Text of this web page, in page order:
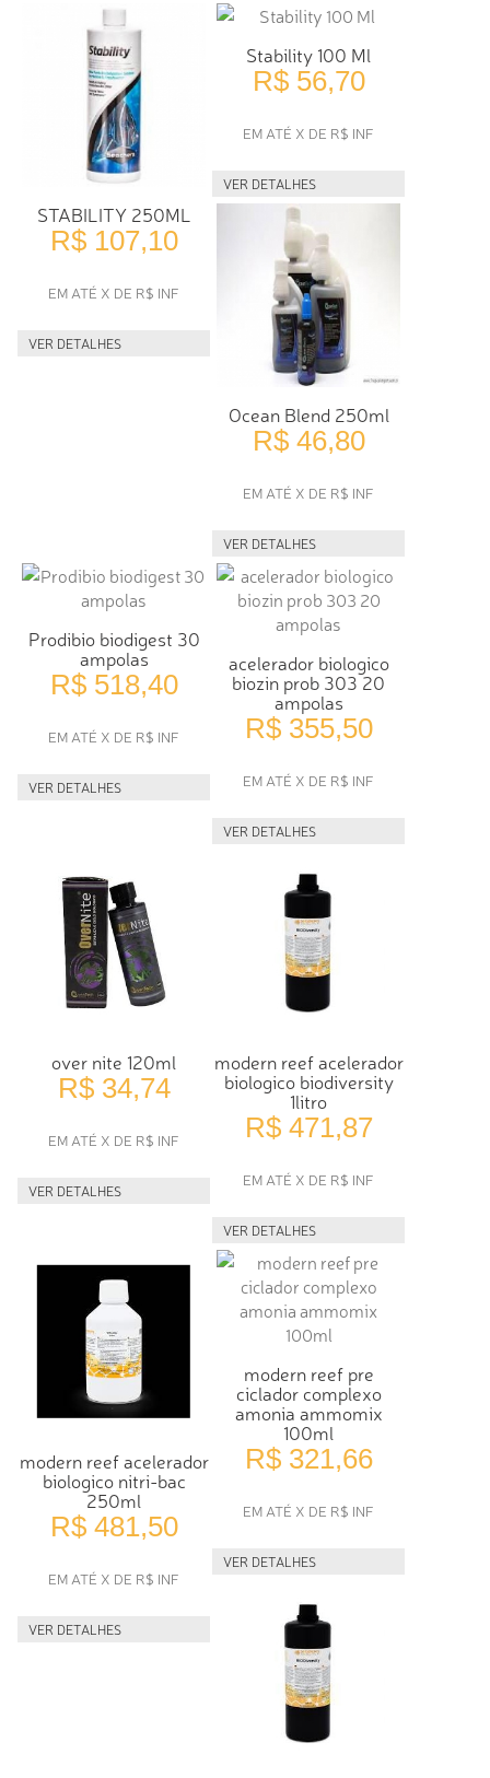
STABILITY 250ML
R$ 107,10
EM ATÉ X DE R$ INF
VER DETALHES
Stability 100 Ml
R$ 56,70
EM ATÉ X DE R$ INF
VER DETALHES
Ocean Blend 250ml
R$ 46,80
EM ATÉ X DE R$ INF
VER DETALHES
Prodibio biodigest 30
ampolas
R$ 518,40
EM ATÉ X DE R$ INF
VER DETALHES
acelerador biologico
biozin prob 303 20
ampolas
R$ 355,50
EM ATÉ X DE R$ INF
VER DETALHES
over nite 120ml
R$ 34,74
EM ATÉ X DE R$ INF
VER DETALHES
modern reef acelerador
biologico biodiversity
1litro
R$ 471,87
EM ATÉ X DE R$ INF
VER DETALHES
modern reef acelerador
biologico nitri-bac
250ml
R$ 481,50
EM ATÉ X DE R$ INF
VER DETALHES
modern reef pre
ciclador complexo
amonia ammomix
100ml
R$ 321,66
EM ATÉ X DE R$ INF
VER DETALHES